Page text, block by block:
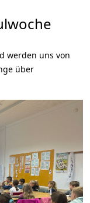
werden uns von
über